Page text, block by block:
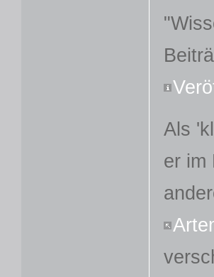
Als
er im